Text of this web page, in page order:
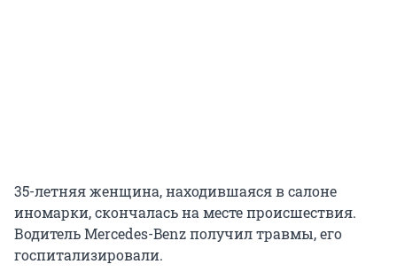
35-летняя женщина, находившаяся в салоне
иномарки, скончалась на месте происшествия.
Водитель Mercedes-Benz получил травмы, его
госпитализировали.